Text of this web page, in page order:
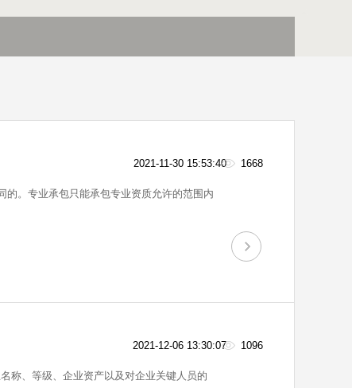
2021-11-30 15:53:40 1668
称、等级、企业资产以及对企业关键人员的
2021-12-06 13:30:07 1096